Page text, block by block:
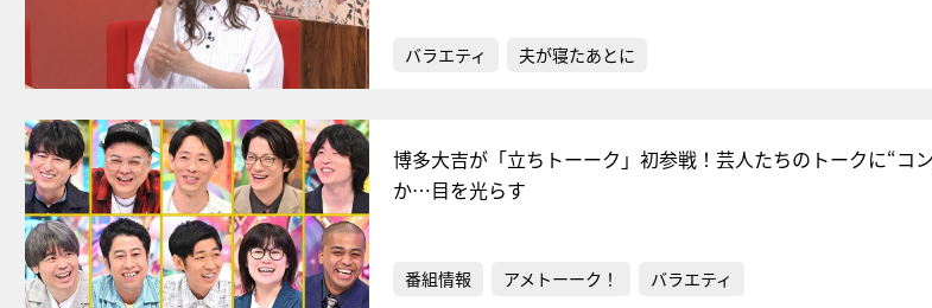
バラエティ 夫が寝たあとに
博多大吉が「立ちトーーク」初参戦！芸人たちのトークに“コ
か…目を光らす
番組情報 アメトーーク！ バラエティ